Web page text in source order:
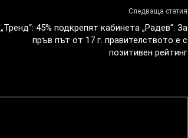
Следваща статия
„Тренд“: 45% подкрепят кабинета „Радев“. За
пръв път от 17 г. правителството е с
позитивен рейтинг